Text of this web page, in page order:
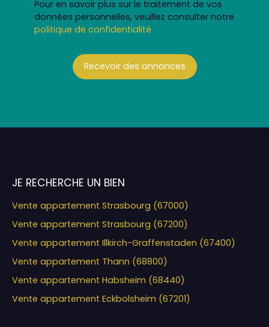
Pour en savoir plus sur le traitement de vos
données personnelles, veuillez consulter notre
politique de confidentialité.
Recevoir des annonces
JE RECHERCHE UN BIEN
Vente appartement Strasbourg (67000)
Vente appartement Strasbourg (67200)
Vente appartement Illkirch-Graffenstaden (67400)
Vente appartement Thann (68800)
Vente appartement Habsheim (68440)
Vente appartement Eckbolsheim (67201)